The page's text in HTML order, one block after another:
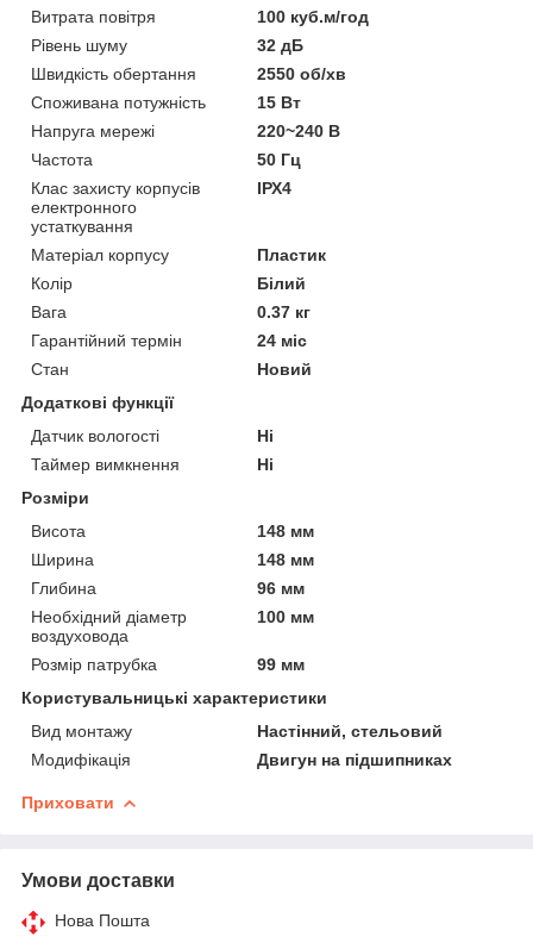
Витрата повітря
100 куб.м/год
Рівень шуму
32 дБ
Швидкість обертання
2550 об/хв
Споживана потужність
15 Вт
Напруга мережі
220~240 В
Частота
50 Гц
Клас захисту корпусів
електронного
устаткування
ІРХ4
Матеріал корпусу
Пластик
Колір
Білий
Вага
0.37 кг
Гарантійний термін
24 міс
Стан
Новий
Додаткові функції
Датчик вологості
Ні
Таймер вимкнення
Ні
Розміри
Висота
148 мм
Ширина
148 мм
Глибина
96 мм
Необхідний діаметр
воздуховода
100 мм
Розмір патрубка
99 мм
Користувальницькі характеристики
Вид монтажу
Настінний, стельовий
Модифікація
Двигун на підшипниках
Приховати
Умови доставки
Нова Пошта